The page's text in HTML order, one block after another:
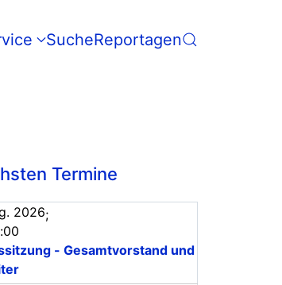
SucheReportagen
Termine
2026;
- Gesamtvorstand und